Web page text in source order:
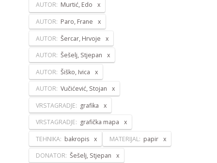
AUTOR: Murtić, Edo
AUTOR: Paro, Frane
AUTOR: Šercar, Hrvoje
AUTOR: Šešelj, Stjepan
AUTOR: Šiško, Ivica
AUTOR: Vučićević, Stojan
VRSTAGRADJE: grafika
VRSTAGRADJE: grafička mapa
TEHNIKA: bakropis MATERIJAL: papir
DONATOR: Šešelj, Stjepan